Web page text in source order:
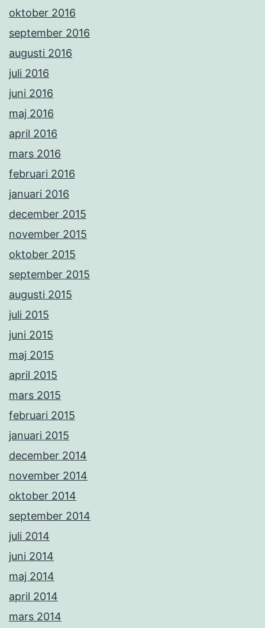
oktober 2016
september 2016
augusti 2016
juli 2016
juni 2016
maj 2016
april 2016
mars 2016
februari 2016
januari 2016
december 2015
november 2015
oktober 2015
september 2015
augusti 2015
juli 2015
juni 2015
maj 2015
april 2015
mars 2015
februari 2015
januari 2015
december 2014
november 2014
oktober 2014
september 2014
juli 2014
juni 2014
maj 2014
april 2014
mars 2014